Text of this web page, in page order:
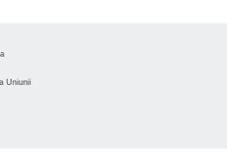
Uniunii